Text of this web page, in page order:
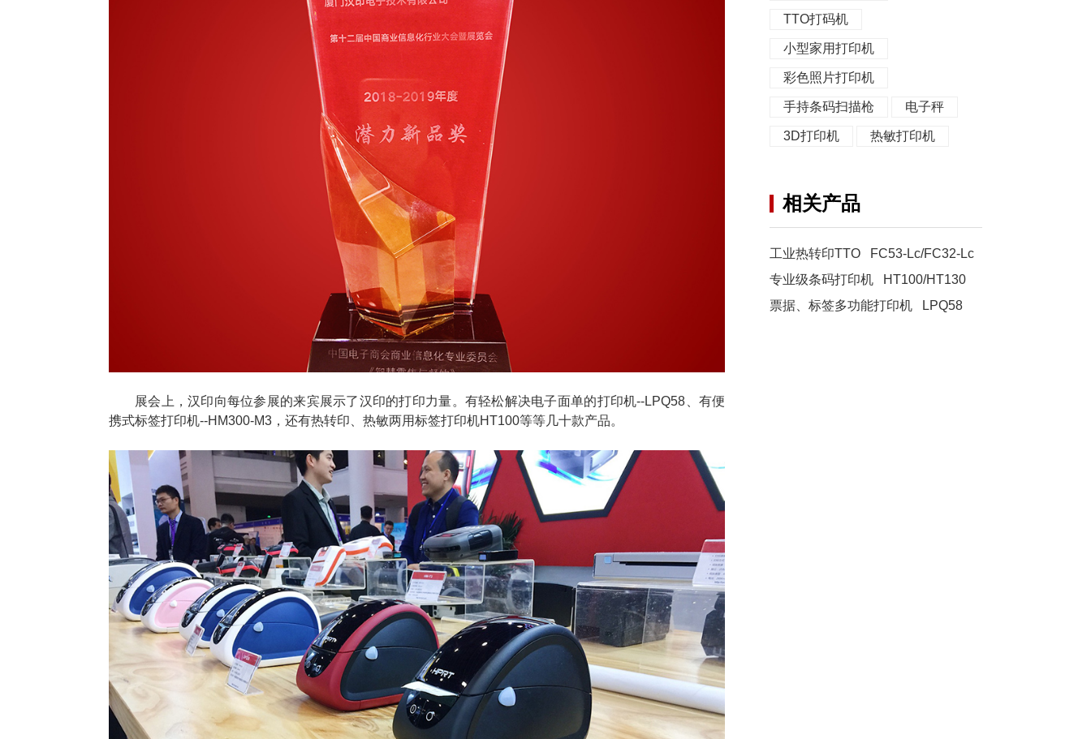
展会上，汉印向每位参展的来宾展示了汉印的打印力量。有轻松解决电子面单的打印机--LPQ58、有便
携式标签打印机--HM300-M3，还有热转印、热敏两用标签打印机HT100等等几十款产品。
TTO打码机
小型家用打印机
彩色照片打印机
手持条码扫描枪 电子秤
3D打印机 热敏打印机
相关产品
工业热转印TTO FC53-Lc/FC32-Lc
专业级条码打印机 HT100/HT130
票据、标签多功能打印机 LPQ58